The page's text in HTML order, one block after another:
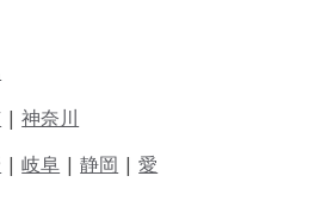
|神奈川
|岐阜 |静岡 |愛